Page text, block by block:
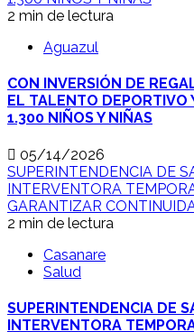
2 min de lectura
Aguazul
CON INVERSIÓN DE
EL TALENTO DEPORTIVO
1.300 NIÑOS Y NIÑAS
05/14/2026
SUPERINTENDENCIA DE
INTERVENTORA
GARANTIZAR
2 min de lectura
Casanare
Salud
SUPERINTENDENCIA DE
INTERVENTORA